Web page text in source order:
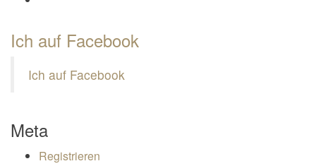
Ich auf Facebook
Ich auf Facebook
Meta
Registrieren